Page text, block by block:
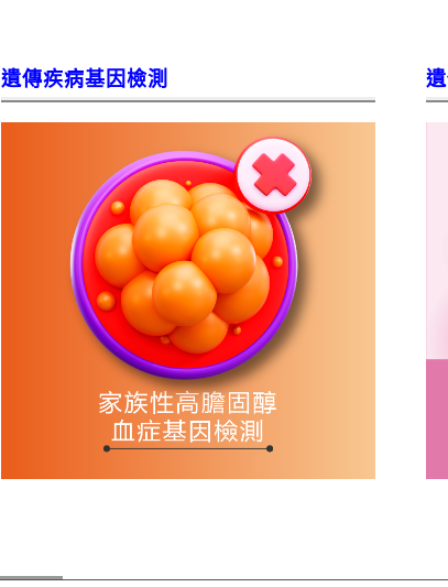
遺傳疾病基因檢測